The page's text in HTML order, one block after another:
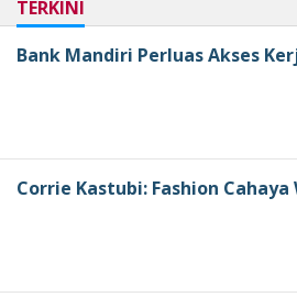
TERKINI
Bank Mandiri Perluas Akses
Corrie Kastubi: Fashion